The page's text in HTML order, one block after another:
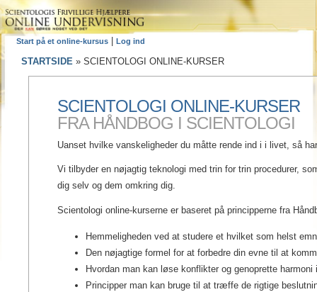
Start på et online-kursus Log ind
STARTSIDE » SCIENTOLOGI ONLINE-KURSER
SCIENTOLOGI ONLINE-KURSER
FRA HÅNDBOG I SCIENTOLOGI
Uanset hvilke vanskeligheder du måtte rende ind i i livet, så
Vi tilbyder en nøjagtig teknologi med trin for trin procedurer,
dig selv og dem omkring dig.
Scientologi online-kurserne er baseret på principperne fra
Hemmeligheden ved at studere et hvilket som helst
Den nøjagtige formel for at forbedre din evne til at
Hvordan man kan løse konflikter og genoprette harmoni
Principper man kan bruge til at træffe de rigtige